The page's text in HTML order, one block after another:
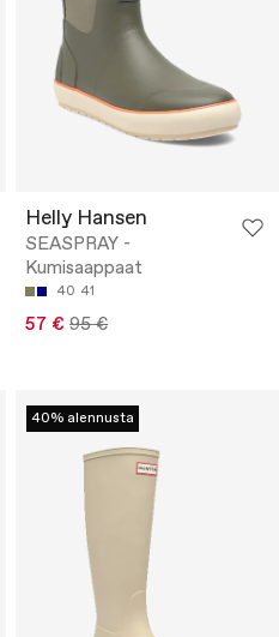
Helly Hansen
SEASPRAY -
Kumisaappaat
40 41
57 € 95 €
40% alennusta